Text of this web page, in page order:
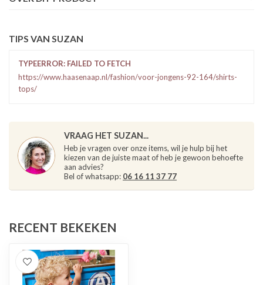
TIPS VAN SUZAN
TYPEERROR: FAILED TO FETCH
https://www.haasenaap.nl/fashion/voor-jongens-92-164/shirts-
tops/
VRAAG HET SUZAN...
Heb je vragen over onze items, wil je hulp bij het
kiezen van de juiste maat of heb je gewoon behoefte
aan advies?
Bel of whatsapp: 06 16 11 37 77
RECENT BEKEKEN